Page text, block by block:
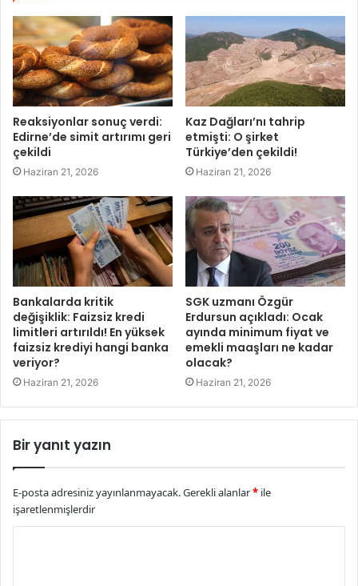
Reaksiyonlar sonuç verdi:
Edirne’de simit artırımı geri
çekildi
Haziran 21, 2026
Kaz Dağları’nı tahrip
etmişti: O şirket
Türkiye’den çekildi!
Haziran 21, 2026
Bankalarda kritik
değişiklik: Faizsiz kredi
limitleri artırıldı! En yüksek
faizsiz krediyi hangi banka
veriyor?
Haziran 21, 2026
SGK uzmanı Özgür
Erdursun açıkladı: Ocak
ayında minimum fiyat ve
emekli maaşları ne kadar
olacak?
Haziran 21, 2026
Bir yanıt yazın
E-posta adresiniz yayınlanmayacak.Gerekli alanlar* ile
işaretlenmişlerdir